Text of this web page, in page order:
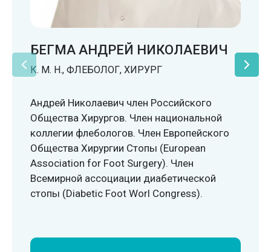
БЕГМА АНДРЕЙ НИКОЛАЕВИЧ
К. М. Н., ФЛЕБОЛОГ, ХИРУРГ
Андрей Николаевич член Российского
Общества Хирургов. Член национальной
коллегии флебологов. Член Европейского
Общества Хирургии Стопы (European
Association for Foot Surgery). Член
Всемирной ассоциации диабетической
стопы (Diabetic Foot Worl Congress).